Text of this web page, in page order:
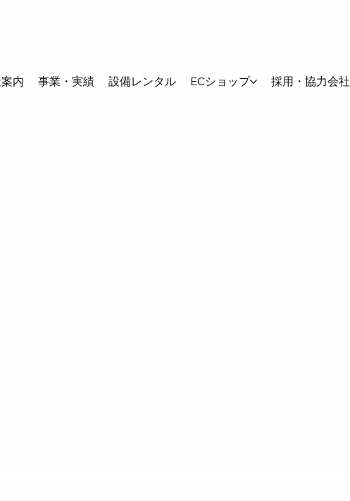
内 事業・実績 設備レンタル ECショップ 採用・協力会社